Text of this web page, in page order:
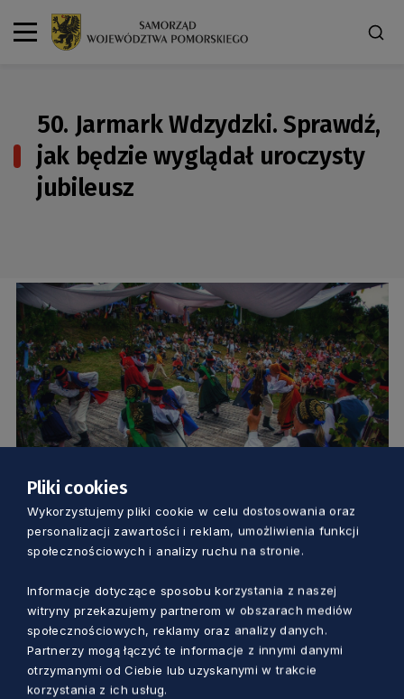
50. Jarmark Wdzydzki. Sprawdź,
jak będzie wyglądał uroczysty
jubileusz
KULTURA
50. Jarmark Wdzydzki. Sprawdź, jak
Piotr Pałkowski 1 rok temu
Pliki cookies
Wykorzystujemy pliki cookie w celu dostosowania oraz
personalizacji zawartości i reklam, umożliwienia funkcji
społecznościowych i analizy ruchu na stronie.
Informacje dotyczące sposobu korzystania z naszej
witryny przekazujemy partnerom w obszarach mediów
społecznościowych, reklamy oraz analizy danych.
Partnerzy mogą łączyć te informacje z innymi danymi
otrzymanymi od Ciebie lub uzyskanymi w trakcie
korzystania z ich usług.